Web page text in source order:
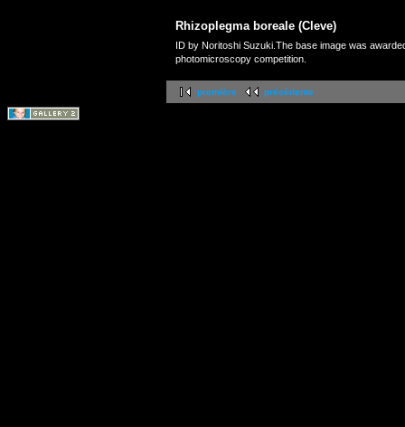
Rhizoplegma boreale (Cleve)
ID by Noritoshi Suzuki.The base image was
photomicroscopy competition.
première précédente